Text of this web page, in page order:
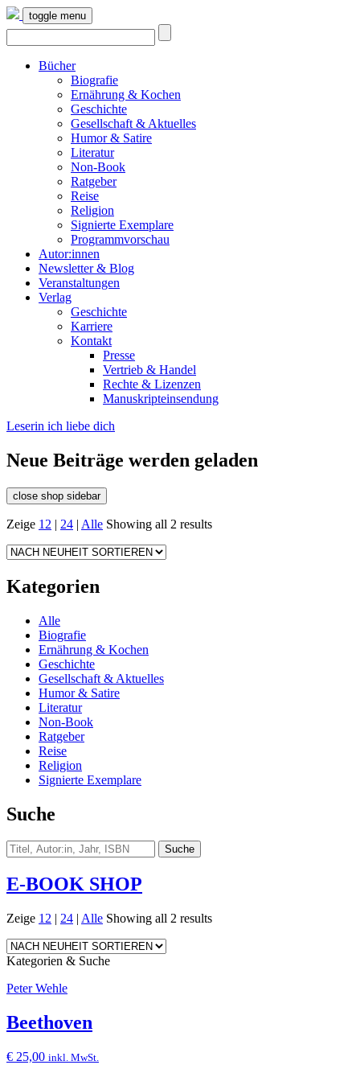
toggle menu
Bücher
Biografie
Ernährung & Kochen
Geschichte
Gesellschaft & Aktuelles
Humor & Satire
Literatur
Non-Book
Ratgeber
Reise
Religion
Signierte Exemplare
Programmvorschau
Autor:innen
Newsletter & Blog
Veranstaltungen
Verlag
Geschichte
Karriere
Kontakt
Presse
Vertrieb & Handel
Rechte & Lizenzen
Manuskripteinsendung
Leserin ich liebe dich
Neue Beiträge werden geladen
close shop sidebar
Zeige 12 | 24 | Alle Showing all 2 results
Kategorien
Alle
Biografie
Ernährung & Kochen
Geschichte
Gesellschaft & Aktuelles
Humor & Satire
Literatur
Non-Book
Ratgeber
Reise
Religion
Signierte Exemplare
Suche
E-BOOK SHOP
Zeige 12 | 24 | Alle Showing all 2 results
Kategorien & Suche
Peter Wehle
Beethoven
€ 25,00 inkl. MwSt.